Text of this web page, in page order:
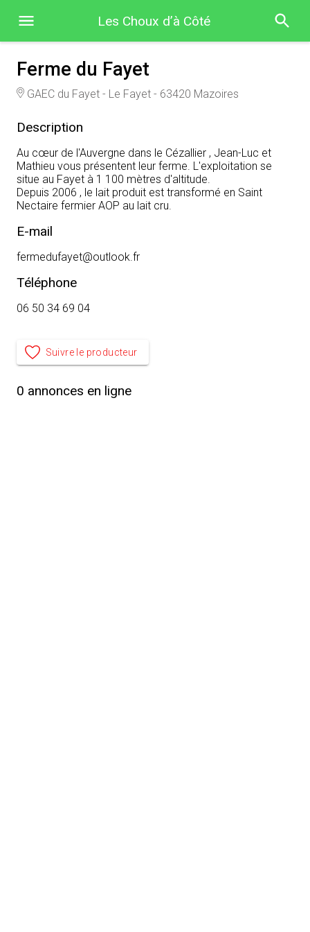
Les Choux d’à Côté
Ferme du Fayet
GAEC du Fayet - Le Fayet - 63420 Mazoires
Description
Au cœur de l'Auvergne dans le Cézallier , Jean-Luc et
Mathieu vous présentent leur ferme. L'exploitation se
situe au Fayet à 1 100 mètres d'altitude.
Depuis 2006 , le lait produit est transformé en Saint
Nectaire fermier AOP au lait cru.
E-mail
fermedufayet@outlook.fr
Téléphone
06 50 34 69 04
Suivre le producteur
0 annonces en ligne